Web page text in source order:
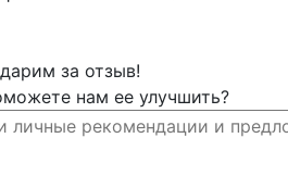
за отзыв!
нам ее улучшить?